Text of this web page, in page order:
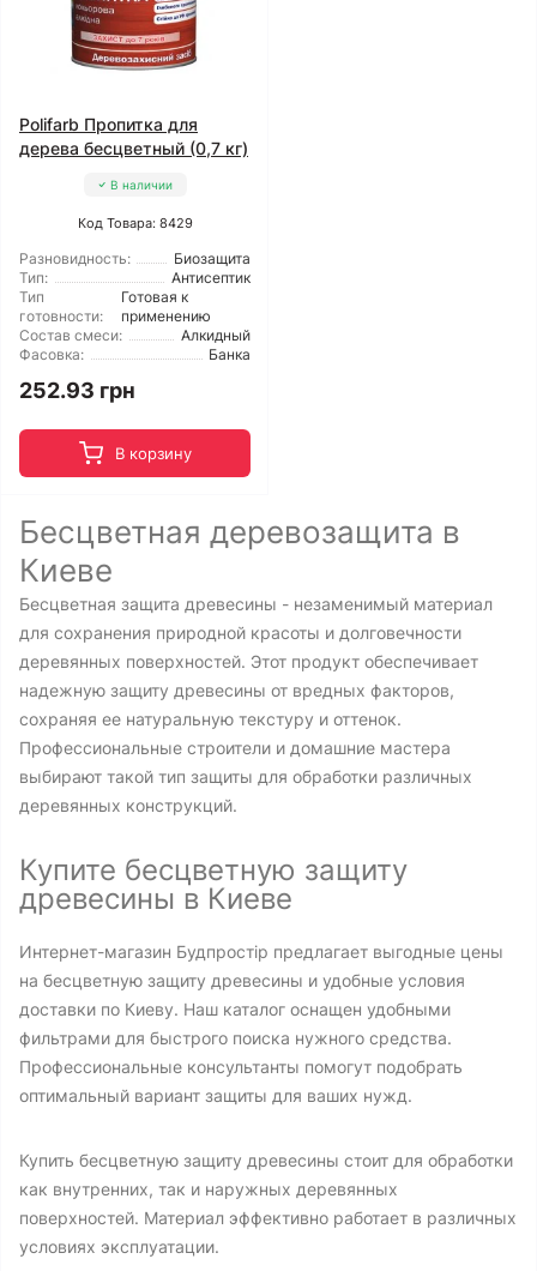
Polifarb Пропитка для
дерева бесцветный (0,7 кг)
В наличии
Код Товара: 8429
Разновидность:
Биозащита
Тип:
Антисептик
Тип
готовности:
Готовая к
применению
Состав смеси:
Алкидный
Фасовка:
Банка
252.93 грн
В корзину
Бесцветная деревозащита в
Киеве
Бесцветная защита древесины - незаменимый материал
для сохранения природной красоты и долговечности
деревянных поверхностей. Этот продукт обеспечивает
надежную защиту древесины от вредных факторов,
сохраняя ее натуральную текстуру и оттенок.
Профессиональные строители и домашние мастера
выбирают такой тип защиты для обработки различных
деревянных конструкций.
Купите бесцветную защиту
древесины в Киеве
Интернет-магазин Будпростір предлагает выгодные цены
на бесцветную защиту древесины и удобные условия
доставки по Киеву. Наш каталог оснащен удобными
фильтрами для быстрого поиска нужного средства.
Профессиональные консультанты помогут подобрать
оптимальный вариант защиты для ваших нужд.
Купить бесцветную защиту древесины стоит для обработки
как внутренних, так и наружных деревянных
поверхностей. Материал эффективно работает в различных
условиях эксплуатации.